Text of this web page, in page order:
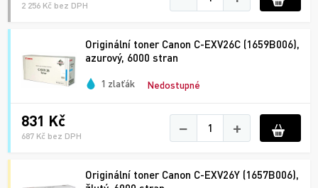
2 256 Kč bez DPH
Originální toner Canon C-EXV26C (1659B006),
azurový, 6000 stran
1 zlaťák Nedostupné
831 Kč
687 Kč bez DPH − +
Originální toner Canon C-EXV26Y (1657B006),